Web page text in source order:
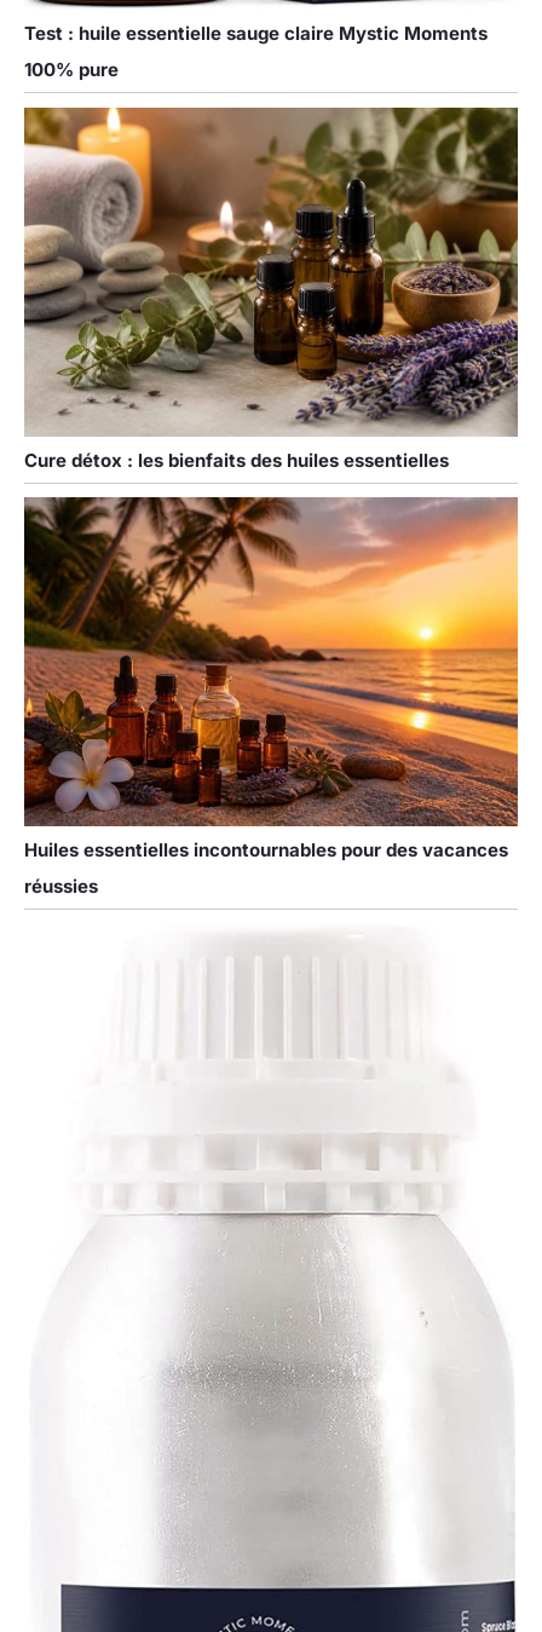
Test : huile essentielle sauge claire Mystic Moments
100% pure
Cure détox : les bienfaits des huiles essentielles
Huiles essentielles incontournables pour des vacances
réussies